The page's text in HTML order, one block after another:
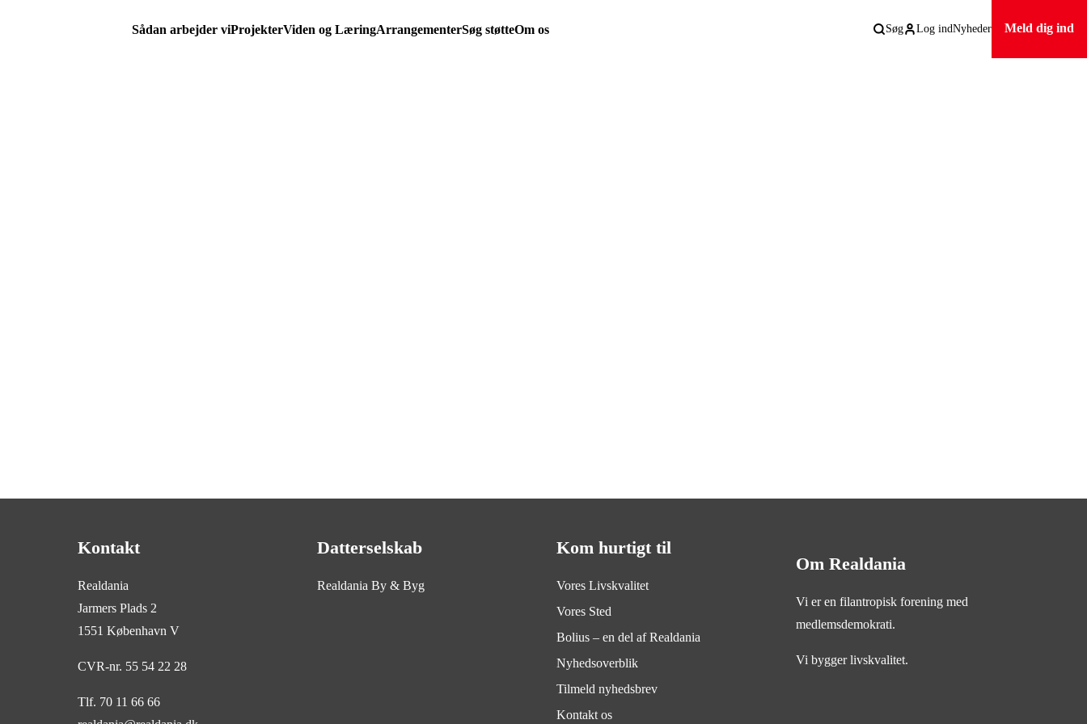
Sådan arbejder viProjekterViden og LæringArrangementerSøg støtteOm os Søg Log indNyheder Meld dig ind
Kontakt
Realdania
Jarmers Plads 2
1551 København V
CVR-nr. 55 54 22 28
Tlf. 70 11 66 66
Datterselskab
Realdania By & Byg
Kom hurtigt til
Vores Livskvalitet
Vores Sted
Bolius – en del af Realdania
Nyhedsoverblik
Tilmeld nyhedsbrev
Kontakt os
Om Realdania
Vi er en filantropisk forening med
medlemsdemokrati.
Vi bygger livskvalitet.